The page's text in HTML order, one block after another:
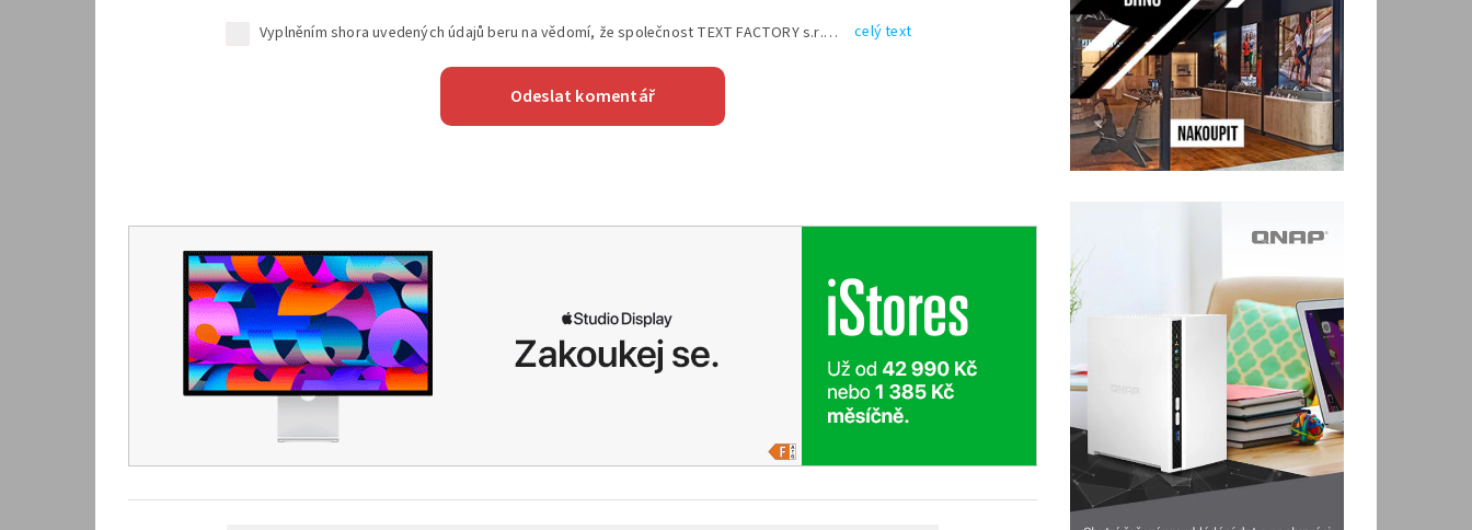
Vyplněním shora uvedených údajů beru na vědomí, že společnost TEXT FACTORY s.r.o., sídlem Brno, Durďákova 336/29, Černá Pole, PSČ: 613 00, IČ: 06157831, zapsané u Krajského soudu v Brně, oddíl C, vložka 100399, bude zpracovávat mé osobní údaje uvedené v rámci mnou vyplněného registračního formuláře na základě oprávněných zájmů TEXT FACTORY s.r.o. dle čl. 6 odst. 1 písm. f) GDPR a pro splnění právních povinností (čl. 6 odst. 1 písm. c) GDPR), a to pro tyto účely: nezbytnost zajistit oprávnění návštěvníka webových stránek provozovaných společností TEXT FACTORY s.r.o. přispívat aktivně ke zveřejněným článkům nebo v rámci diskusních fór a výkon práv TEXT FACTORY s.r.o. jako administrátora těchto diskusních fór. Více informací o zpracování osobních údajů a právech lze nalézt v celý text